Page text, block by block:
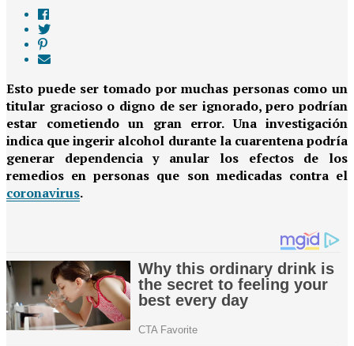
Esto puede ser tomado por muchas personas como un
titular gracioso o digno de ser ignorado, pero podrían
estar cometiendo un gran error. Una investigación
indica que ingerir alcohol durante la cuarentena podría
generar dependencia y anular los efectos de los
remedios en personas que son medicadas contra el
coronavirus.